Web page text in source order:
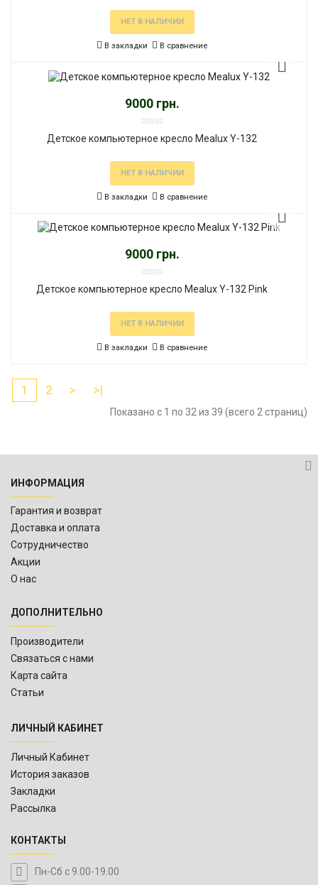
НЕТ В НАЛИЧИИ
В закладки В сравнение
9000 грн.
Детское компьютерное кресло Mealux Y-132
НЕТ В НАЛИЧИИ
В закладки В сравнение
9000 грн.
Детское компьютерное кресло Mealux Y-132 Pink
НЕТ В НАЛИЧИИ
В закладки В сравнение
1 2 > >|
Показано с 1 по 32 из 39 (всего 2 страниц)
ИНФОРМАЦИЯ
Гарантия и возврат
Доставка и оплата
Сотрудничество
Акции
О нас
ДОПОЛНИТЕЛЬНО
Производители
Связаться с нами
Карта сайта
Статьи
ЛИЧНЫЙ КАБИНЕТ
Личный Кабинет
История заказов
Закладки
Рассылка
КОНТАКТЫ
Пн-Сб с 9.00-19.00